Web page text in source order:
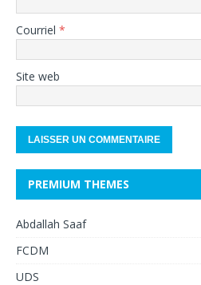
Courriel *
Site web
PREMIUM THEMES
Abdallah Saaf
FCDM
UDS